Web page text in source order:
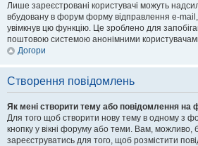
Лише зареєстровані користувачі можуть
вбудовану в форум форму відправлення e-
увімкнув цю функцію. Це зроблено для
поштовою системою анонімними
Догори
Створення повідомлень
Як мені створити тему або повідомлення на
Для того щоб створити нову тему в одному з
кнопку у вікні форуму або теми. Вам, можливо,
зареєструватись для того, щоб розмістити